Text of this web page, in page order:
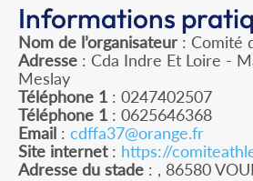
Informations
Nom de l’organisateur : Comité
Adresse : Cda Indre Et Loire -
Meslay
Téléphone 1 : 0247402507
Téléphone 1 : 0625646368
Email : cdffa37@orange.fr
Site internet: https://
Adresse du stade : , 86580